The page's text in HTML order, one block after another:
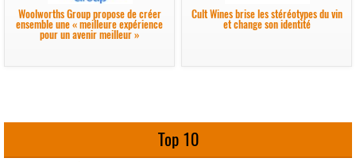
Woolworths Group propose de créer
ensemble une « meilleure expérience
pour un avenir meilleur »
Cult Wines brise les stéréotypes du vin
et change son identité
Top 10